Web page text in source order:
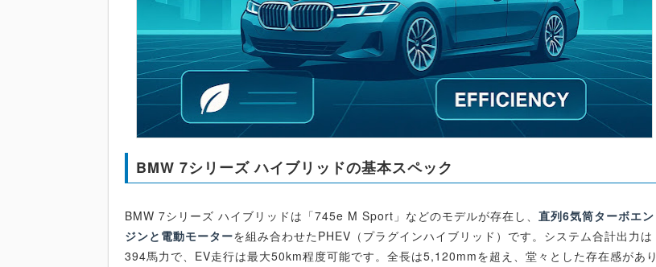
BMW 7シリーズ ハイブリッドの基本スペック
BMW 7シリーズ ハイブリッドは「745e M Sport」などのモデルが存在し、直列6気筒ターボエン
ジンと電動モーターを組み合わせたPHEV（プラグインハイブリッド）です。システム合計出力は
394馬力で、EV走行は最大50km程度可能です。全長は5,120mmを超え、堂々とした存在感があり